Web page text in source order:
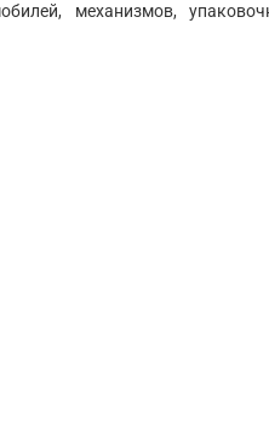
механизмов,